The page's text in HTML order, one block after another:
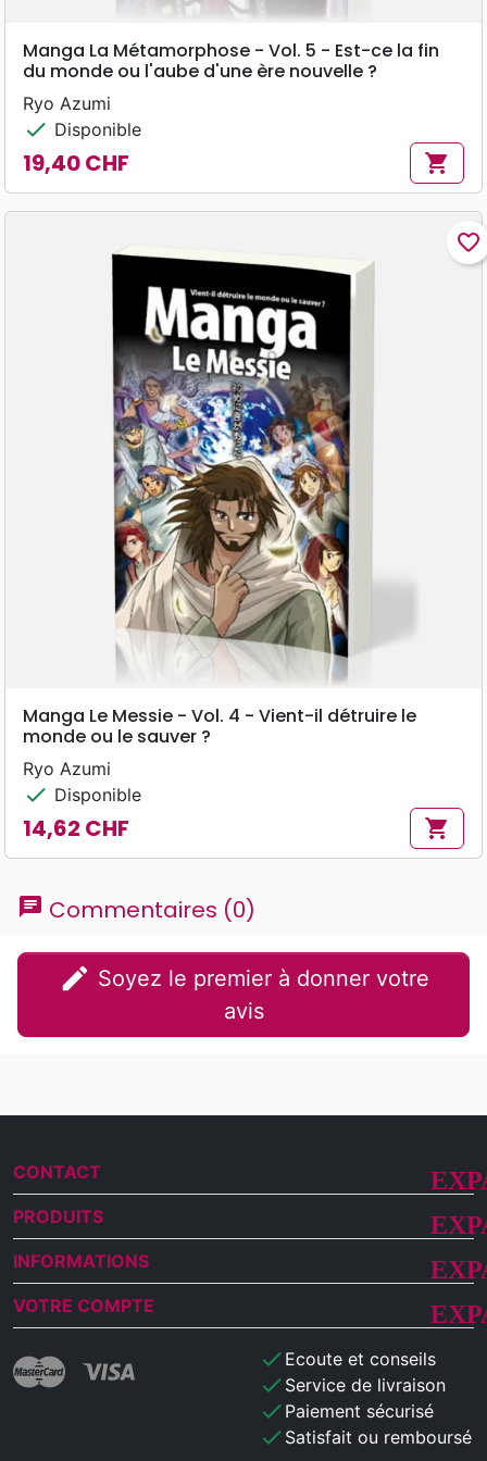
Manga La Métamorphose - Vol. 5 - Est-ce la fin
du monde ou l'aube d'une ère nouvelle ?
Ryo Azumi
check Disponible
Prix
19,40 CHF shopping_cart
favorite_border
Manga Le Messie - Vol. 4 - Vient-il détruire le
monde ou le sauver ?
Ryo Azumi
check Disponible
Prix
14,62 CHF shopping_cart
chat Commentaires (0)
edit
avis
CONTACT
PRODUITS
INFORMATIONS
VOTRE COMPTE
check Ecoute et conseils
check Service de livraison
check Paiement sécurisé
check Satisfait ou remboursé